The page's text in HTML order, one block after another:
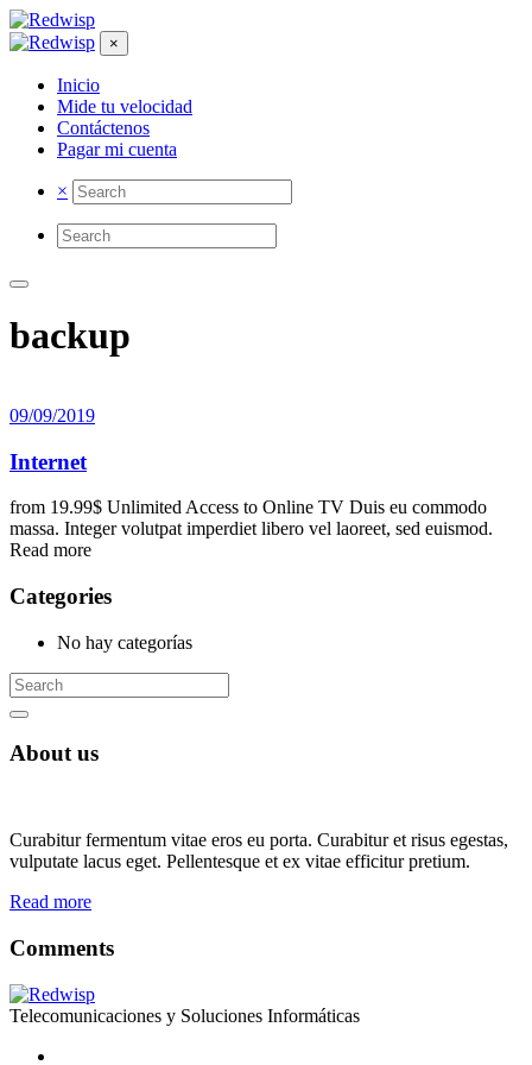
×
Inicio
Mide tu velocidad
Contáctenos
Pagar mi cuenta
×
backup
09/09/2019
Internet
from 19.99$ Unlimited Access to Online TV Duis eu commodo
massa. Integer volutpat imperdiet libero vel laoreet, sed euismod.
Read more
Categories
No hay categorías
About us
Curabitur fermentum vitae eros eu porta. Curabitur et risus egestas,
vulputate lacus eget. Pellentesque et ex vitae efficitur pretium.
Read more
Comments
Telecomunicaciones y Soluciones Informáticas